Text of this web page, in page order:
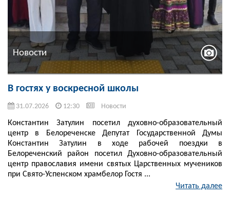
Новости
В гостях у воскресной школы
31.07.2026 12:30 Новости
Константин Затулин посетил духовно-образовательный
центр в Белореченске Депутат Государственной Думы
Константин Затулин в ходе рабочей поездки в
Белореченский район посетил Духовно-образовательный
центр православия имени святых Царственных мучеников
при Свято-Успенском храмбелор Гостя ...
Читать далее